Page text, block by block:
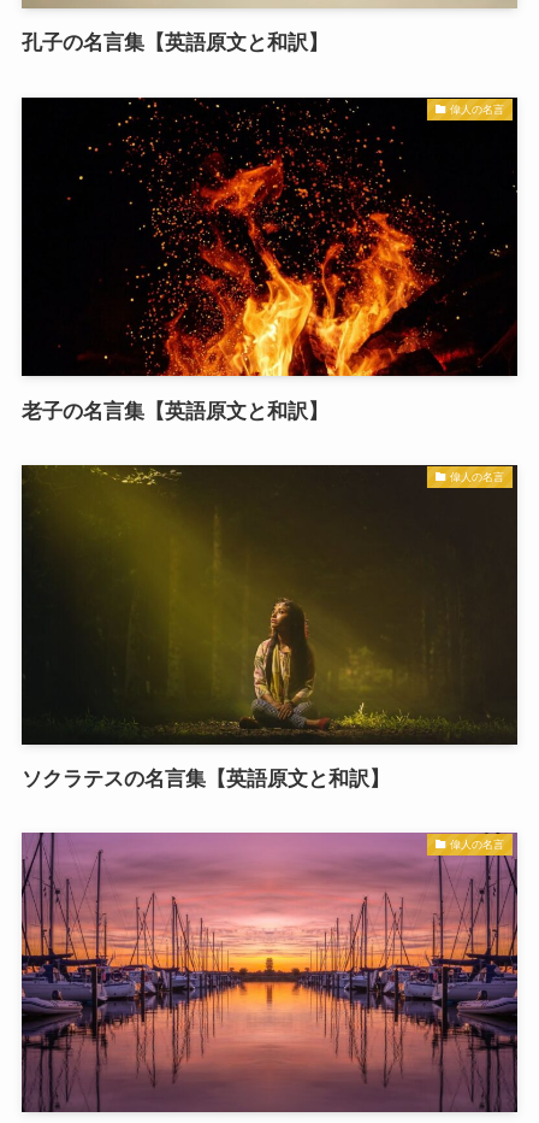
孔子の名言集【英語原文と和訳】
偉人の名言
老子の名言集【英語原文と和訳】
偉人の名言
ソクラテスの名言集【英語原文と和訳】
偉人の名言